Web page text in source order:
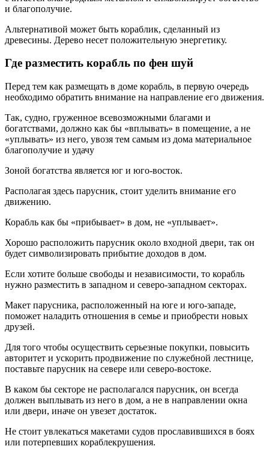
и благополучие.
Альтернативой может быть кораблик, сделанный из
древесины. Дерево несет положительную энергетику.
Где разместить корабль по фен шуй
Перед тем как размещать в доме корабль, в первую очередь
необходимо обратить внимание на направление его движения.
Так, судно, груженное всевозможными благами и
богатствами, должно как бы «вплывать» в помещение, а не
«уплывать» из него, увозя тем самым из дома материальное
благополучие и удачу
Зоной богатства является юг и юго-восток.
Располагая здесь парусник, стоит уделить внимание его
движению.
Корабль как бы «прибывает» в дом, не «уплывает».
Хорошо расположить парусник около входной двери, так он
будет символизировать прибытие доходов в дом.
Если хотите больше свободы и независимости, то корабль
нужно разместить в западном и северо-западном секторах.
Макет парусника, расположенный на юге и юго-западе,
поможет наладить отношения в семье и приобрести новых
друзей.
Для того чтобы осуществить серьезные покупки, повысить
авторитет и ускорить продвижение по служебной лестнице,
поставьте парусник на севере или северо-востоке.
В каком бы секторе не располагался парусник, он всегда
должен выплывать из него в дом, а не в направлении окна
или двери, иначе он увезет достаток.
Не стоит увлекаться макетами судов прославившихся в боях
или потерпевших кораблекрушения.